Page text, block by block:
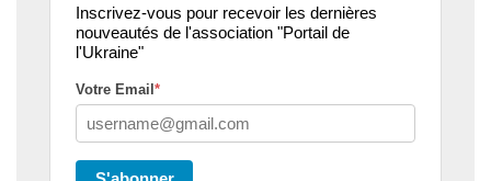
Inscrivez-vous pour recevoir les dernières
nouveautés de l'association "Portail de
l'Ukraine"
Votre Email *